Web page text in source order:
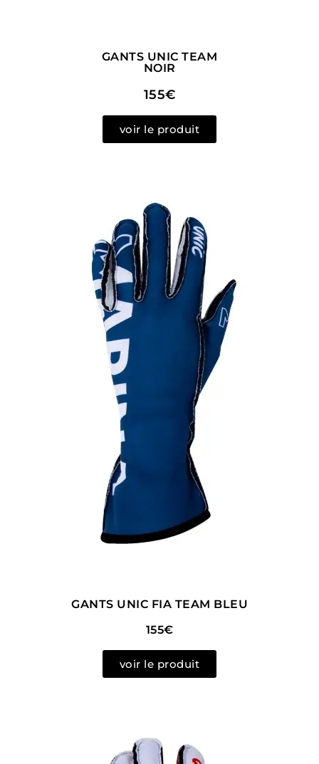
GANTS UNIC TEAM
NOIR
155€
voir le produit
GANTS UNIC FIA TEAM BLEU
155€
voir le produit